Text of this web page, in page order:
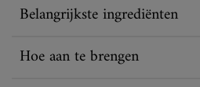
Belangrijkste ingrediënten
Hoe aan te brengen